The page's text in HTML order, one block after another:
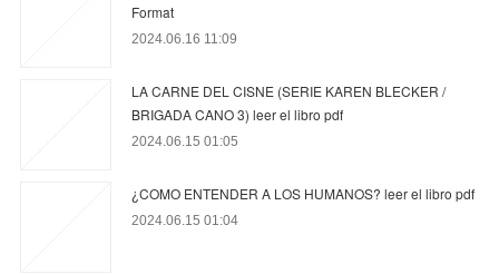
Format
2024.06.16 11:09
LA CARNE DEL CISNE (SERIE KAREN BLECKER /
BRIGADA CANO 3) leer el libro pdf
2024.06.15 01:05
¿COMO ENTENDER A LOS HUMANOS? leer el libro pdf
2024.06.15 01:04